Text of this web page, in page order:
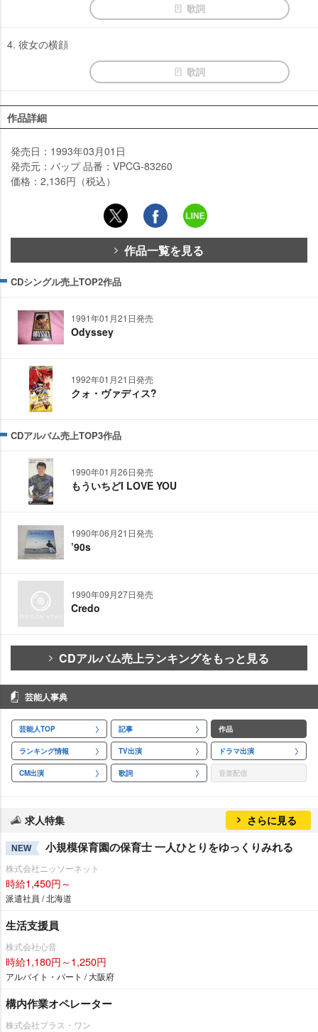
歌詞
4. 彼女の横顔
歌詞
作品詳細
発売日：1993年03月01日
発売元：バップ 品番：VPCG-83260
価格：2,136円（税込）
作品一覧を見る
CDシングル売上TOP2作品
1991年01月21日発売
Odyssey
1992年01月21日発売
クォ・ヴァディス?
CDアルバム売上TOP3作品
1990年01月26日発売
もういちどI LOVE YOU
1990年06月21日発売
’90s
1990年09月27日発売
Credo
CDアルバム売上ランキングをもっと見る
芸能人事典
芸能人TOP 記事 作品
ランキング情報 TV出演 ドラマ出演
CM出演 歌詞 音楽配信
求人特集 さらに見る
NEW 小規模保育園の保育士 一人ひとりをゆっくりみれる
株式会社ニッソーネット
時給1,450円～
派遣社員 / 北海道
生活支援員
株式会社心音
時給1,180円～1,250円
アルバイト・パート / 大阪府
構内作業オペレーター
株式会社プラス・ワン